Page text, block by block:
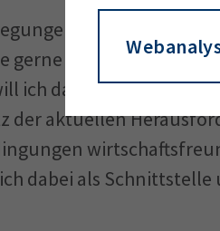
aus der
gerne weiter“, erklärt
ich dazu beitragen,
der aktuellen
dabei als